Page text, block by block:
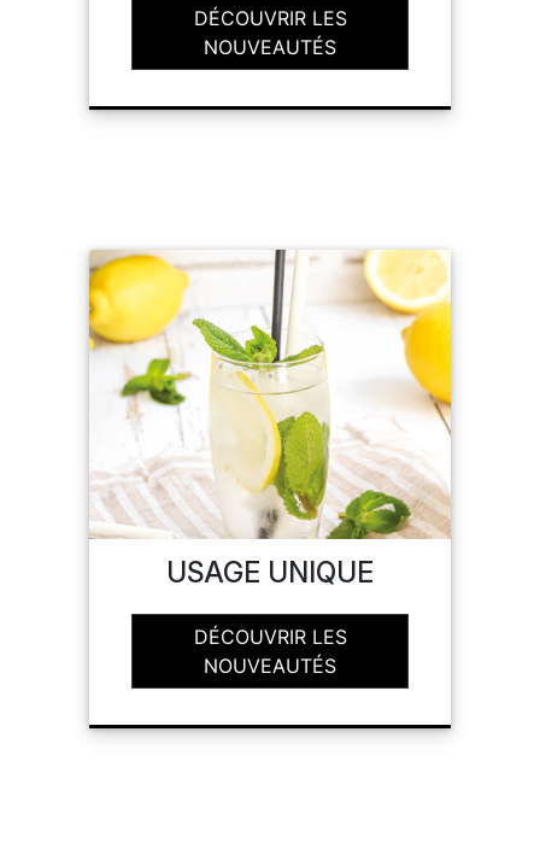
DÉCOUVRIR LES
NOUVEAUTÉS
USAGE UNIQUE
DÉCOUVRIR LES
NOUVEAUTÉS